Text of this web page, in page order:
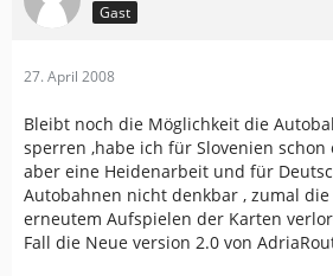
Gast
27. April 2008
Bleibt noch die Möglichkeit die
sperren ,habe ich für Slovenien schon
aber eine Heidenarbeit und für
Autobahnen nicht denkbar , zumal
erneutem Aufspielen der Karten
Fall die Neue version 2.0 von